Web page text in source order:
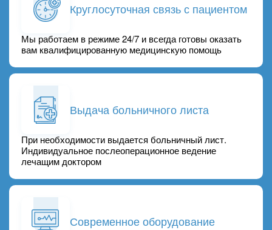
Круглосуточная связь с пациентом
Мы работаем в режиме 24/7 и всегда готовы оказать
вам квалифицированную медицинскую помощь
Выдача больничного листа
При необходимости выдается больничный лист.
Индивидуальное послеоперационное ведение
лечащим доктором
Современное оборудование